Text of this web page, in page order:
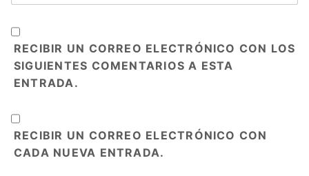
RECIBIR UN CORREO ELECTRÓNICO CON LOS
SIGUIENTES COMENTARIOS A ESTA
ENTRADA.
RECIBIR UN CORREO ELECTRÓNICO CON
CADA NUEVA ENTRADA.